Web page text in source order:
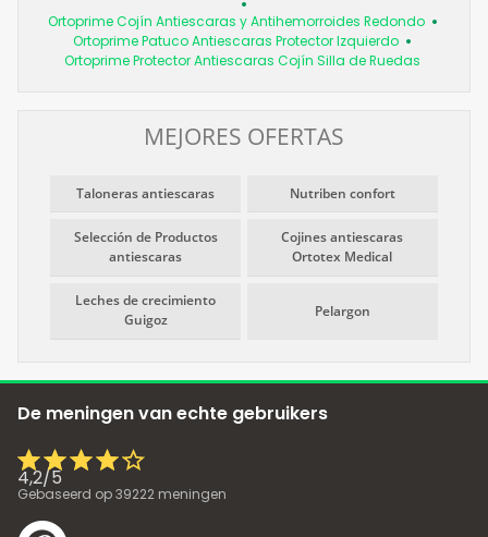
Ortoprime Cojín Antiescaras y Antihemorroides Redondo
Ortoprime Patuco Antiescaras Protector Izquierdo
Ortoprime Protector Antiescaras Cojín Silla de Ruedas
MEJORES OFERTAS
Taloneras antiescaras Nutriben confort
Selección de Productos
antiescaras
Cojines antiescaras
Ortotex Medical
Leches de crecimiento
Guigoz
Pelargon
De meningen van echte gebruikers
4,2/5
Gebaseerd op39222 meningen